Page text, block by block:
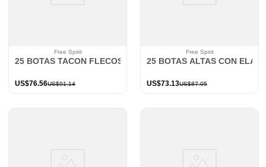
Free Spirit
25 BOTAS TACON FLECOS 7890
US$91.14
US$76.56
Free Spirit
25 BOTAS ALTAS CON
US$87.05
US$73.13